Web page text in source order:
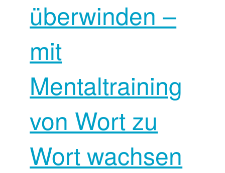
überwinden –
mit
Mentaltraining
von Wort zu
Wort wachsen